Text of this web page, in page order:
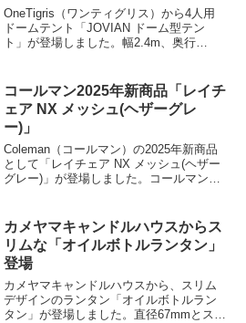
OneTigris（ワンティグリス）から4人用
ドームテント「JOVIAN ドーム型テン
ト」が登場しました。幅2.4m、奥行
はフルオープン、フルクローズにできる
だけでなく、メッシュも搭載していま
す。詳細をレビューします。
コールマン2025年新商品「レイチ
ェア NX メッシュ(ヘザーグレ
ー)」
Coleman（コールマン）の2025年新商品
として「レイチェア NX メッシュ(ヘザー
グレー)」が登場しました。コールマンの
ッシュ生地を採用し、次世代フレームを
採用したことで座面面積が拡大していま
す。詳細をレビューします。
カメヤマキャンドルハウスからス
リムな「オイルボトルランタン」
登場
カメヤマキャンドルハウスから、スリム
デザインのランタン「オイルボトルラン
タン」が登場しました。直径67mmとスリ